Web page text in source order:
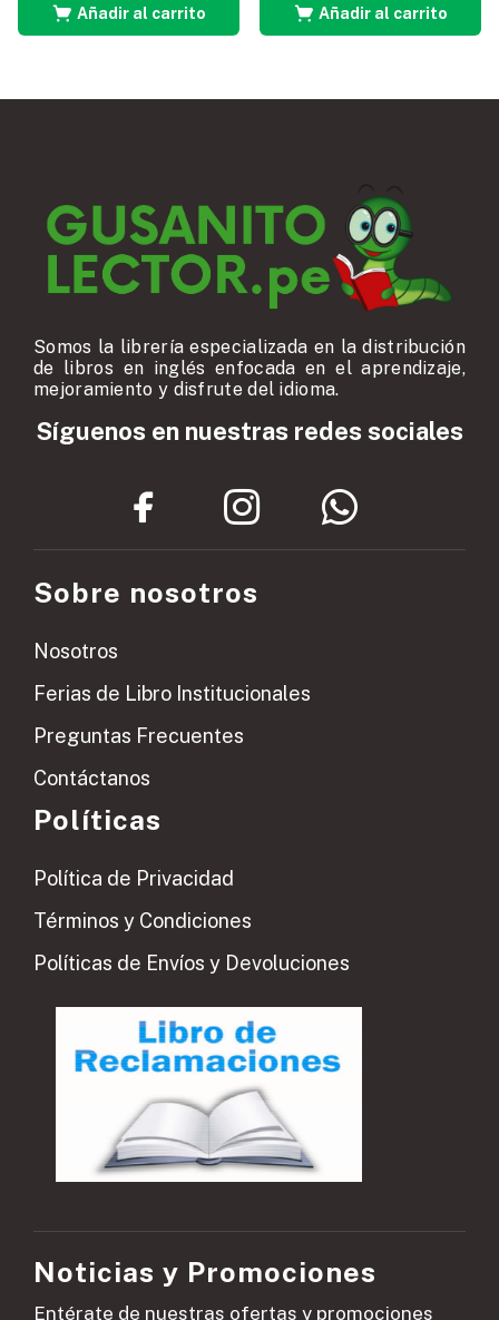
Añadir al carrito Añadir al carrito
Somos la librería especializada en la distribución
de libros en inglés enfocada en el aprendizaje,
mejoramiento y disfrute del idioma.
Síguenos en nuestras redes sociales
Sobre nosotros
Nosotros
Ferias de Libro Institucionales
Preguntas Frecuentes
Contáctanos
Políticas
Política de Privacidad
Términos y Condiciones
Políticas de Envíos y Devoluciones
Noticias y Promociones
Entérate de nuestras ofertas y promociones